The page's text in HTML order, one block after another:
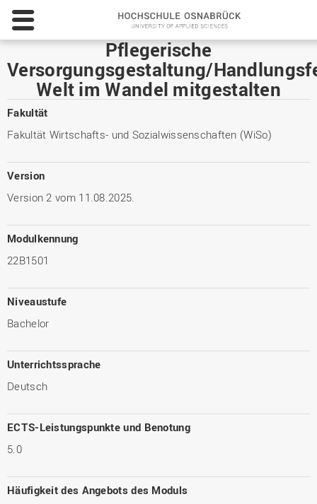
-
of
Applied
Sciences
Pflegerische
Versorgungsgestaltung/
Welt im Wandel mitgestalten
Fakultät
Fakultät Wirtschafts- und Sozialwissenschaften (WiSo)
Version
Version 2 vom 11.08.2025.
Modulkennung
22B1501
Niveaustufe
Bachelor
Unterrichtssprache
Deutsch
ECTS-Leistungspunkte und Benotung
5.0
Häufigkeit des Angebots des Moduls